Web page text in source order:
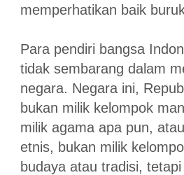
memperhatikan baik
Para pendiri bangsa
tidak sembarang dalam
negara. Negara ini,
bukan milik kelompok
milik agama apa pun,
etnis, bukan milik
budaya atau tradisi,